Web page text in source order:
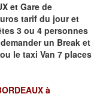
et Gare de
tarif du jour et
3 ou 4 personnes
un Break et
le taxi Van 7 places
à